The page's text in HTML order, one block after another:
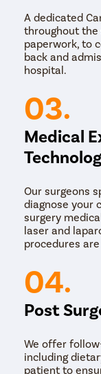
A dedicated
throughout the
paperwork, to
back and
hospital.
03.
Medical
Our surgeons
diagnose your
surgery
laser and
procedures are
04.
Post
We offer
including
patient to